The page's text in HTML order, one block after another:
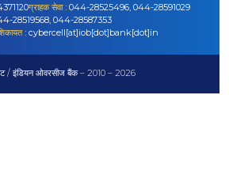
ग्राहक सेवा : 044-28525496, 044-28591029
28519568, 044-28587353
:cybercell[at]iob[dot]bank[dot]in
/ इंडियन ओवरसीज बैंक – 2010 – 2026